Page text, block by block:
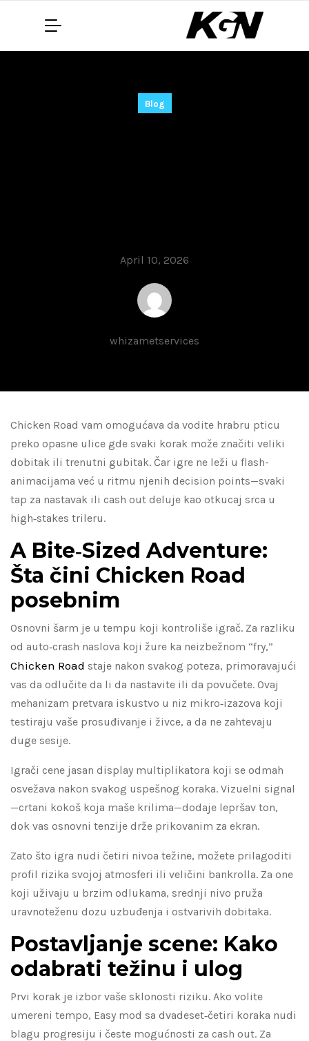
Blog
April 10, 2026
whizametservices
Chicken Road vam omogućava da vodite hrabru pticu
preko opasne ulice gde svaki korak može značiti veliki
dobitak ili trenutni gubitak. Čar igre ne leži u flash-
animacijama već u ritmu njenih decision points—svaki
tap za nastavak ili cash out deluje kao otkucaj srca u
high‑stakes trileru.
A Bite‑Sized Adventure:
Šta čini Chicken Road
posebnim
Osnovni šarm je u tempu koji kontroliše igrač. Za razliku
od auto‑crash naslova koji žure ka neizbežnom “fry,”
Chicken Road staje nakon svakog poteza, primoravajući
vas da odlučite da li da nastavite ili da povučete. Ovaj
mehanizam pretvara iskustvo u niz mikro‑izazova koji
testiraju vaše prosuđivanje i živce, a da ne zahtevaju
duge sesije.
Igrači cene jasan display multiplikatora koji se odmah
osvežava nakon svakog uspešnog koraka. Vizuelni signal
—crtani kokoš koja maše krilima—dodaje lepršav ton,
dok vas osnovni tenzije drže prikovanim za ekran.
Zato što igra nudi četiri nivoa težine, možete prilagoditi
profil rizika svojoj atmosferi ili veličini bankrolla. Za one
koji uživaju u brzim odlukama, srednji nivo pruža
uravnoteženu dozu uzbuđenja i ostvarivih dobitaka.
Postavljanje scene: Kako
odabrati težinu i ulog
Prvi korak je izbor vaše sklonosti riziku. Ako volite
umereni tempo, Easy mod sa dvadeset‑četiri koraka nudi
blagu progresiju i česte mogućnosti za cash out. Za